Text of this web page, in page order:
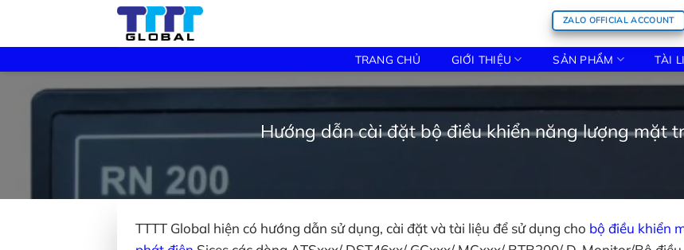
content
ZALO OFFICIAL ACCOUNT
TRANG CHỦ GIỚI THIỆU SẢN PHẨM TÀI
Hướng dẫn cài đặt bộ điều khiển năng lượng mặt
TTTT Global hiện có hướng dẫn sử dụng, cài đặt và tài liệu để sử dụng cho bộ điều khiển